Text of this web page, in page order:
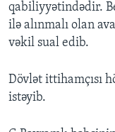
qabiliyyətindədir.
ilə alınmalı olan
vəkil sual edib.
Dövlət ittihamçısı
istəyib.